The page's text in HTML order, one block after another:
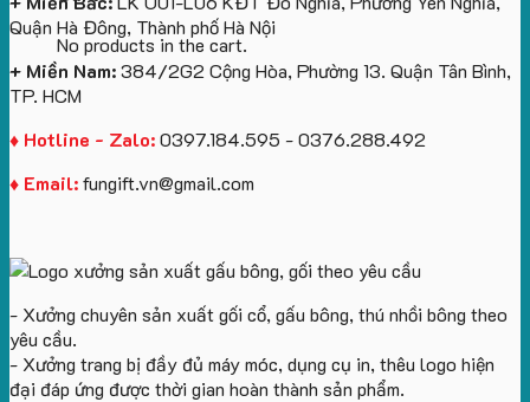
No products in the cart.
Quận Hà Đông, Thành phố Hà Nội
+ Miền Nam:384/2G2 Cộng Hòa, Phường 13. Quận Tân Bình,
TP. HCM
♦ Hotline - Zalo:0397.184.595 - 0376.288.492
♦ Email:fungift.vn@gmail.com
- Xưởng chuyên sản xuất gối cổ, gấu bông, thú nhồi bông theo
yêu cầu.
- Xưởng trang bị đầy đủ máy móc, dụng cụ in, thêu logo hiện
đại đáp ứng được thời gian hoàn thành sản phẩm.